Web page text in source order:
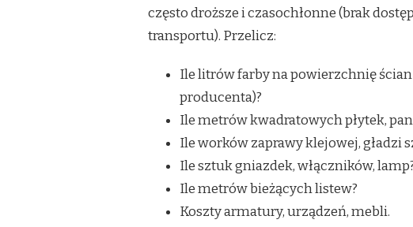
często droższe i czasochłonne (brak
transportu). Przelicz:
Ile litrów farby na powierzchnię
producenta)?
Ile metrów kwadratowych płytek,
Ile worków zaprawy klejowej, gładzi
Ile sztuk gniazdek, włączników,
Ile metrów bieżących listew?
Koszty armatury, urządzeń, mebli.